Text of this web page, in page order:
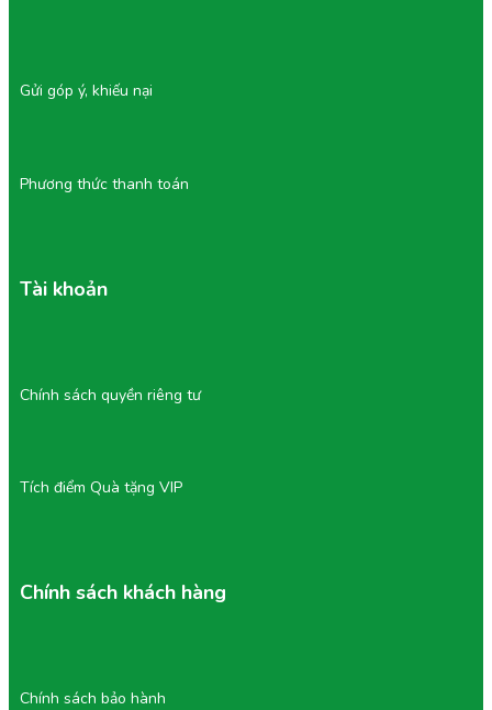
Chính sách khách hàng
Chính sách bảo hành
Tích điểm Quà tặng VIP
Chính sách quyền riêng tư
Tài khoản
Phương thức thanh toán
Gửi góp ý, khiếu nại